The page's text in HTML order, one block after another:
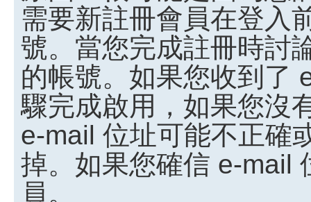
需要新註冊會員在登入
號。當您完成註冊時討
的帳號。如果您收到了
驟完成啟用，如果您沒
e-mail 位址可能不正確
掉。如果您確信 e-mail
員。